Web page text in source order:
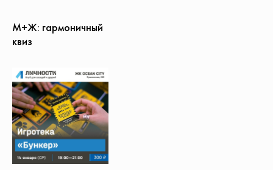
М+Ж: гармоничный
квиз